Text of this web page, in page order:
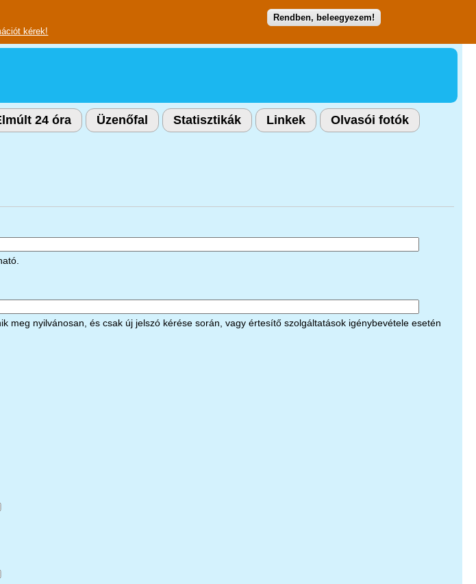
kérek!
Rendben, beleegyezem!
24 óra Üzenőfal Statisztikák Linkek
Olvasói fotók
nyilvánosan, és csak új jelszó kérése során, vagy értesítő szolgáltatások igénybevétele esetén